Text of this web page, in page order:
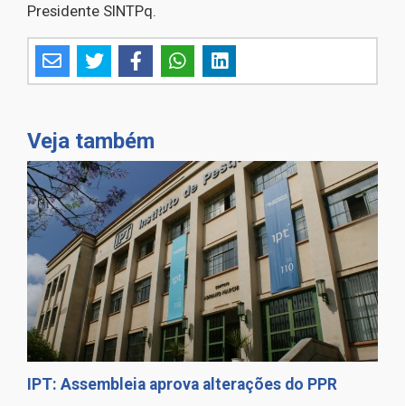
Presidente SINTPq.
Veja também
IPT: Assembleia aprova alterações do PPR